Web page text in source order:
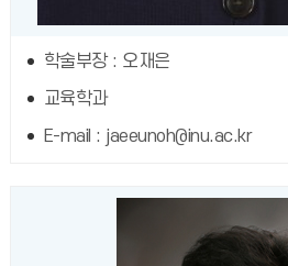
학술부장 : 오재은
교육학과
E-mail : jaeeunoh@inu.ac.kr